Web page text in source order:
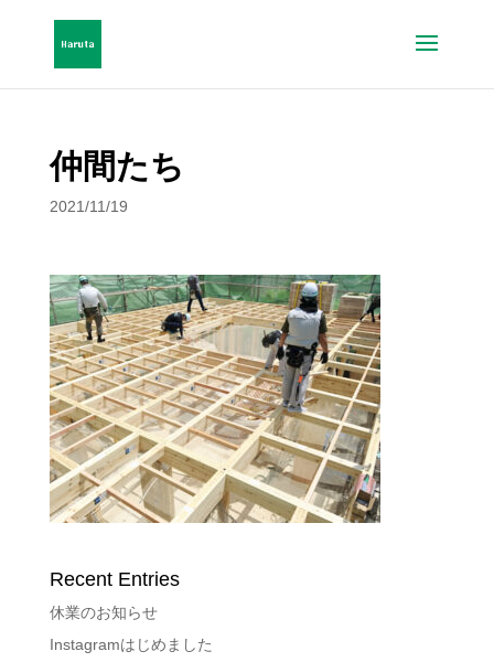
仲間たち
2021/11/19
Recent Entries
休業のお知らせ
Instagramはじめました